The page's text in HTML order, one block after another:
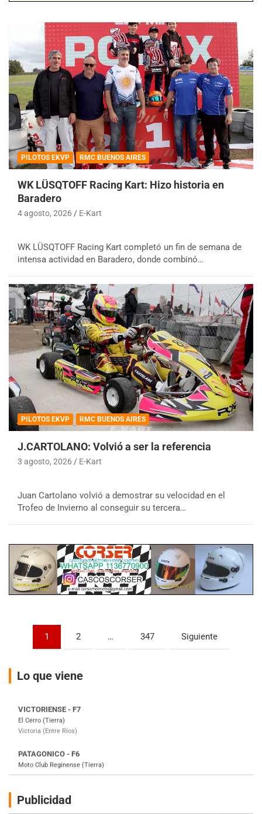
PILOTOS EKVP RMC BUENOS AIRES
WK LÜSQTOFF Racing Kart: Hizo historia en
Baradero
4 agosto, 2026 E-Kart
WK LÜSQTOFF Racing Kart completó un fin de semana de
intensa actividad en Baradero, donde combinó…
PILOTOS EKVP RMC BUENOS AIRES
J.CARTOLANO: Volvió a ser la referencia
3 agosto, 2026 E-Kart
Juan Cartolano volvió a demostrar su velocidad en el
Trofeo de Invierno al conseguir su tercera…
Paginación
entradas
1 2 … 347 Siguiente
Lo que viene
COBERTURA ESPECIAL DE E-KART.COM.AR
08/09-AGO
Baradero (Buenos Aires)
KDO - F6
Ciudad de Trenque Lauquen (Asfalto)
Trenque Lauquen (Buenos Aires)
Villaguay (Entre Ríos)
Victoria (Entre Ríos)
Moto Club Reginense (Tierra)
Gral. E. Godoy (Río Negro)
Juventud Unida (Tierra)
Humboldt (Santa Fe)
Ciudad de Avellaneda (Asfalto)
Publicidad